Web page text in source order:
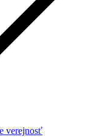
verejnosť